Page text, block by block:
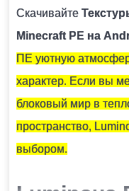
Скачивайте
Minecraft PE на
ПЕ уютную
характер. Если вы
блоковый мир в
пространство,
выбором.
Нужно скачать
ВОЗМОЖНО ЛИ
ОДНОВРЕМЕННО?
Крайне не